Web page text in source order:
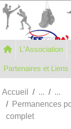
L'Association
Partenaires et Liens
Accueil
Permanences
complet
Panneau de